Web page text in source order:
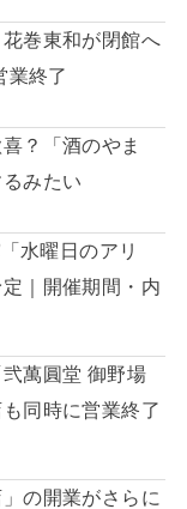
花巻東和が閉館へ
業終了
？「酒のやま
みたい
水曜日のアリ
｜開催期間・内
弐萬圓堂 御野場
同時に営業終了
の開業がさらに